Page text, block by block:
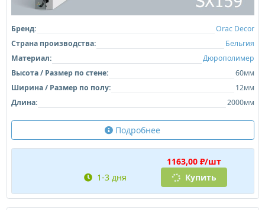
Бренд:
Orac Decor
Страна производства:
Бельгия
Материал:
Дюрополимер
Высота / Размер по стене:
60мм
Ширина / Размер по полу:
12мм
Длина:
2000мм
Подробнее
1163,00 ₽/шт
1-3 дня
Купить